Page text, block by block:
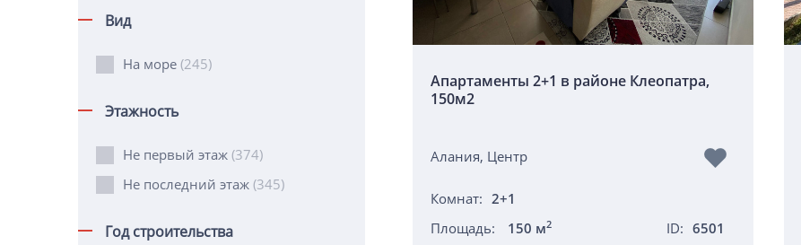
Вид
На море (245)
Этажность
Не первый этаж (374)
Не последний этаж (345)
Год строительства
Апартаменты 2+1 в районе Клеопатра,
150м2
Алания, Центр
Комнат: 2+1
Площадь:
150 м2 ID: 6501